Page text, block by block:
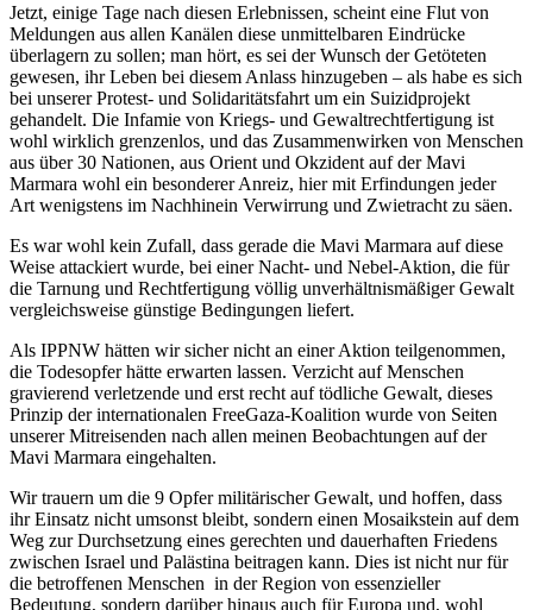
Jetzt, einige Tage nach diesen Erlebnissen, scheint eine Flut von
Meldungen aus allen Kanälen diese unmittelbaren Eindrücke
überlagern zu sollen; man hört, es sei der Wunsch der Getöteten
gewesen, ihr Leben bei diesem Anlass hinzugeben – als habe es sich
bei unserer Protest- und Solidaritätsfahrt um ein Suizidprojekt
gehandelt. Die Infamie von Kriegs- und Gewaltrechtfertigung ist
wohl wirklich grenzenlos, und das Zusammenwirken von Menschen
aus über 30 Nationen, aus Orient und Okzident auf der Mavi
Marmara wohl ein besonderer Anreiz, hier mit Erfindungen jeder
Art wenigstens im Nachhinein Verwirrung und Zwietracht zu säen.
Es war wohl kein Zufall, dass gerade die Mavi Marmara auf diese
Weise attackiert wurde, bei einer Nacht- und Nebel-Aktion, die für
die Tarnung und Rechtfertigung völlig unverhältnismäßiger Gewalt
vergleichsweise günstige Bedingungen liefert.
Als IPPNW hätten wir sicher nicht an einer Aktion teilgenommen,
die Todesopfer hätte erwarten lassen. Verzicht auf Menschen
gravierend verletzende und erst recht auf tödliche Gewalt, dieses
Prinzip der internationalen FreeGaza-Koalition wurde von Seiten
unserer Mitreisenden nach allen meinen Beobachtungen auf der
Mavi Marmara eingehalten.
Wir trauern um die 9 Opfer militärischer Gewalt, und hoffen, dass
ihr Einsatz nicht umsonst bleibt, sondern einen Mosaikstein auf dem
Weg zur Durchsetzung eines gerechten und dauerhaften Friedens
zwischen Israel und Palästina beitragen kann. Dies ist nicht nur für
die betroffenen Menschen in der Region von essenzieller
Bedeutung, sondern darüber hinaus auch für Europa und, wohl